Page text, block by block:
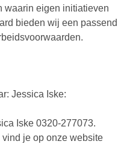
waarin eigen initiatieven
bieden wij een passend
Jessica Iske:
Iske 0320-277073.
je op onze website